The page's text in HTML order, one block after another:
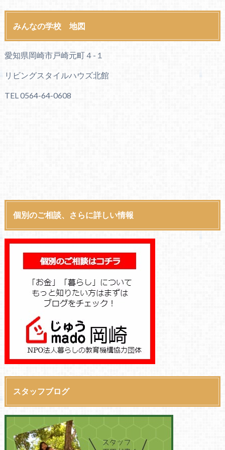
みんなの学校 地図
愛知県岡崎市戸崎元町４-１
リビングスタイルハウズ北館
TEL 0564-64-0608
個別のご相談、さらに詳しい情報
スタッフブログ